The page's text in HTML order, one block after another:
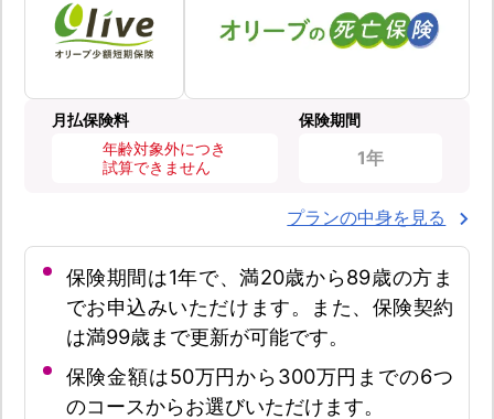
月払保険料
年齢対象外につき
試算できません
保険期間
1年
プランの中身を見る
保険期間は1年で、満20歳から89歳の方ま
でお申込みいただけます。また、保険契約
は満99歳まで更新が可能です。
保険金額は50万円から300万円までの6つ
のコースからお選びいただけます。